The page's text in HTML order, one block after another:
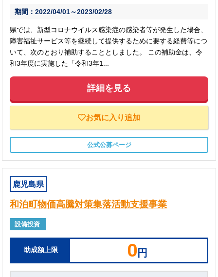
期間：2022/04/01～2023/02/28
県では、新型コロナウイルス感染症の感染者等が発生した場合、
障害福祉サービス等を継続して提供するために要する経費等につ
いて、次のとおり補助することとしました。 この補助金は、令
和3年度に実施した「令和3年1...
詳細を見る
お気に入り追加
公式公募ページ
鹿児島県
和泊町物価高騰対策集落活動支援事業
設備投資
助成額上限 0 円